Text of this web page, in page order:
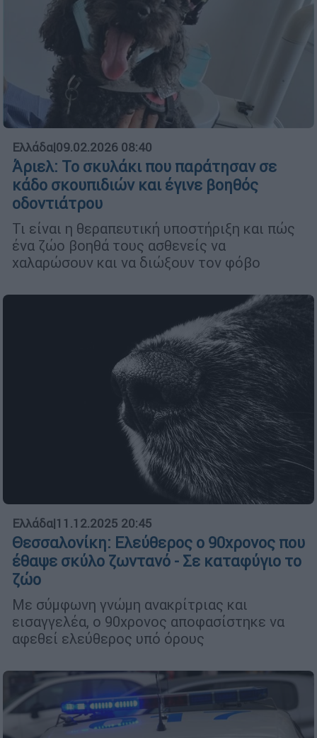
Ελλάδα|09.02.2026 08:40
Άριελ: Το σκυλάκι που παράτησαν σε
κάδο σκουπιδιών και έγινε βοηθός
οδοντιάτρου
Τι είναι η θεραπευτική υποστήριξη και πώς
ένα ζώο βοηθά τους ασθενείς να
χαλαρώσουν και να διώξουν τον φόβο
Ελλάδα|11.12.2025 20:45
Θεσσαλονίκη: Ελεύθερος ο 90χρονος που
έθαψε σκύλο ζωντανό - Σε καταφύγιο το
ζώο
Με σύμφωνη γνώμη ανακρίτριας και
εισαγγελέα, ο 90χρονος αποφασίστηκε να
αφεθεί ελεύθερος υπό όρους